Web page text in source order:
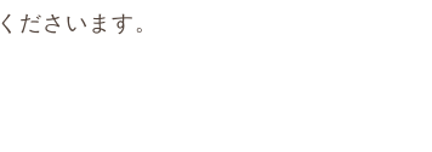
ださいます。